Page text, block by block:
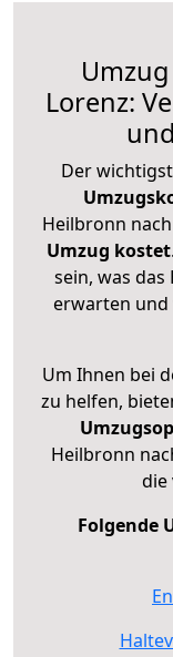
Lorenz:
Der
Heilbronn
Umzug kostet.
sein, was
erwarten und
Um Ihnen bei
zu helfen,
Heilbronn
die
Folgende